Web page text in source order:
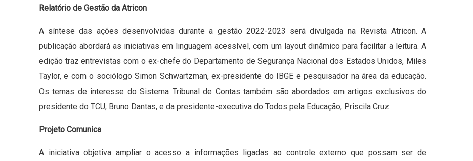
Relatório de Gestão da Atricon
A síntese das ações desenvolvidas durante a gestão 2022-2023 será divulgada na Revista Atricon. A
publicação abordará as iniciativas em linguagem acessível, com um layout dinâmico para facilitar a leitura. A
edição traz entrevistas com o ex-chefe do Departamento de Segurança Nacional dos Estados Unidos, Miles
Taylor, e com o sociólogo Simon Schwartzman, ex-presidente do IBGE e pesquisador na área da educação.
Os temas de interesse do Sistema Tribunal de Contas também são abordados em artigos exclusivos do
presidente do TCU, Bruno Dantas, e da presidente-executiva do Todos pela Educação, Priscila Cruz.
Projeto Comunica
A iniciativa objetiva ampliar o acesso a informações ligadas ao controle externo que possam ser de